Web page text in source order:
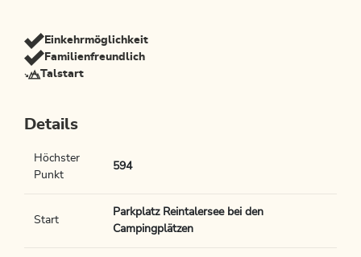
Einkehrmöglichkeit
Familienfreundlich
Talstart
Details
Höchster
Punkt
594
Start
Parkplatz Reintalersee bei den
Campingplätzen